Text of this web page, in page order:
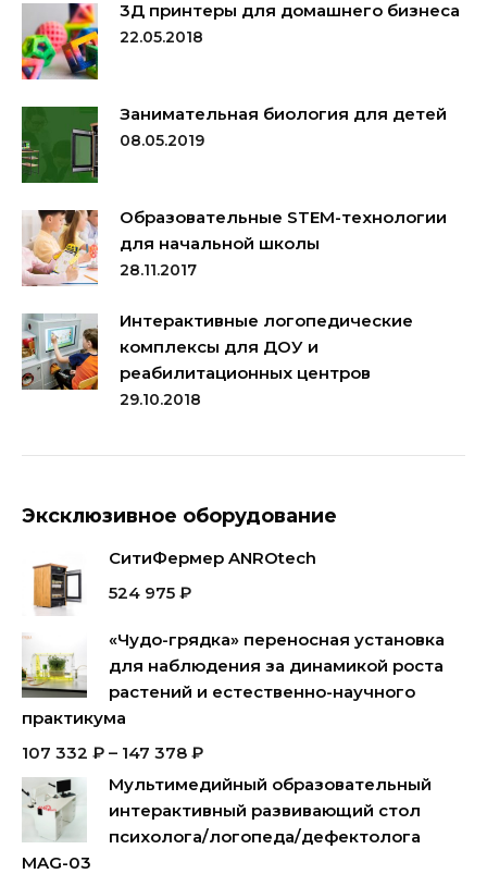
3Д принтеры для домашнего бизнеса
22.05.2018
Занимательная биология для детей
08.05.2019
Образовательные STEM-технологии
для начальной школы
28.11.2017
Интерактивные логопедические
комплексы для ДОУ и
реабилитационных центров
29.10.2018
Эксклюзивное оборудование
СитиФермер ANROtech
524 975 ₽
«Чудо-грядка» переносная установка
для наблюдения за динамикой роста
растений и естественно-научного
практикума
107 332 ₽ – 147 378 ₽
Мультимедийный образовательный
интерактивный развивающий стол
психолога/логопеда/дефектолога
MAG-03